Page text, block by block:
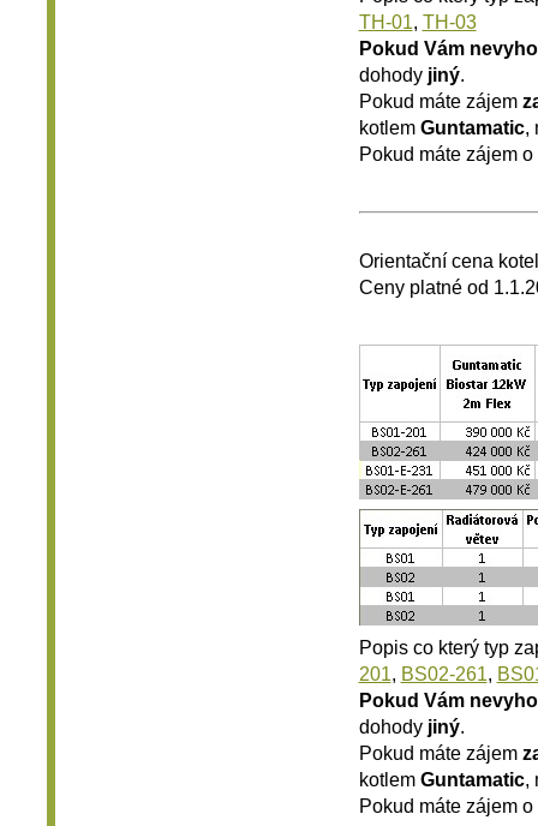
TH-01, TH-03
Pokud Vám
dohody jiný.
Pokud máte zájem
kotlem Guntamatic,
Pokud máte zájem o
Orientační cena
Ceny platné od
Popis co který typ
201, BS02-261,
Pokud Vám
dohody jiný.
Pokud máte zájem
kotlem Guntamatic,
Pokud máte zájem o